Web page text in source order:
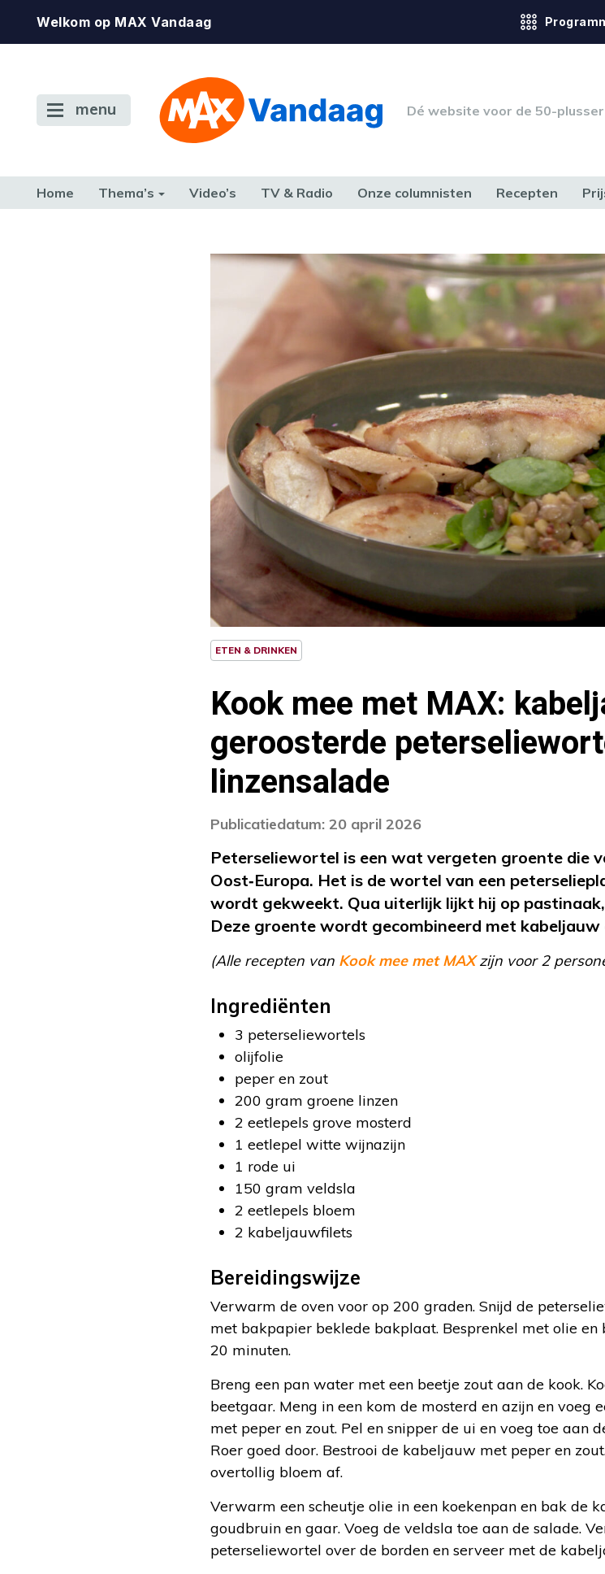
Welkom op MAX Vandaag
menu Dé website voor de 50-plusser
Home Thema’s Video’s TV & Radio Onze columnisten Recepten
ETEN & DRINKEN
Kook mee met MAX:
geroosterde
linzensalade
Publicatiedatum: 20 april 2026
Peterseliewortel is een wat vergeten groente die
Oost‑Europa. Het is de wortel van een
wordt gekweekt. Qua uiterlijk lijkt hij op
Deze groente wordt gecombineerd met
(Alle recepten van Kook mee met MAXzijn voor 2
Ingrediënten
3 peterseliewortels
olijfolie
peper en zout
200 gram groene linzen
2 eetlepels grove mosterd
1 eetlepel witte wijnazijn
1 rode ui
150 gram veldsla
2 eetlepels bloem
2 kabeljauwfilets
Bereidingswijze
Verwarm de oven voor op 200 graden. Snijd de
met bakpapier beklede bakplaat. Besprenkel met olie en
20 minuten.
Breng een pan water met een beetje zout aan de kook.
beetgaar. Meng in een kom de mosterd en azijn en voeg
met peper en zout. Pel en snipper de ui en voeg toe aan
Roer goed door. Bestrooi de kabeljauw met peper en
overtollig bloem af.
Verwarm een scheutje olie in een koekenpan en bak de
goudbruin en gaar. Voeg de veldsla toe aan de salade.
peterseliewortel over de borden en serveer met de